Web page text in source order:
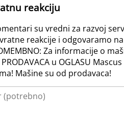
reakciju
su vredni za razvoj
reakcije i odgovaramo
Za informacije o
PRODAVACA u OGLASU
Mašine su od prodavaca!